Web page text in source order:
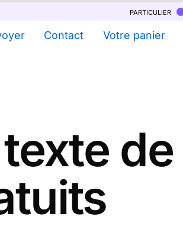
particulier
Contact Votre panier
de